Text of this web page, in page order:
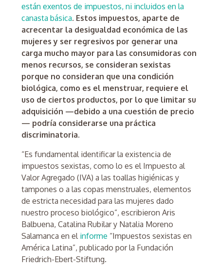
están exentos de impuestos, ni incluidos en la
canasta básica. Estos impuestos, aparte de
acrecentar la desigualdad económica de las
mujeres y ser regresivos por generar una
carga mucho mayor para las consumidoras con
menos recursos, se consideran sexistas
porque no consideran que una condición
biológica, como es el menstruar, requiere el
uso de ciertos productos, por lo que limitar su
adquisición —debido a una cuestión de precio
— podría considerarse una práctica
discriminatoria.
“Es fundamental identificar la existencia de
impuestos sexistas, como lo es el Impuesto al
Valor Agregado (IVA) a las toallas higiénicas y
tampones o a las copas menstruales, elementos
de estricta necesidad para las mujeres dado
nuestro proceso biológico”, escribieron Aris
Balbuena, Catalina Rubilar y Natalia Moreno
Salamanca en elinforme “Impuestos sexistas en
América Latina”, publicado por la Fundación
Friedrich-Ebert-Stiftung.